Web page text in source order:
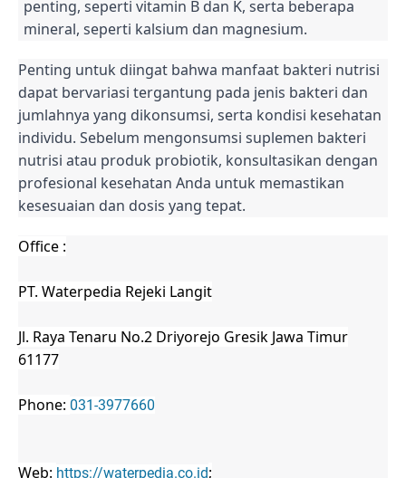
penting, seperti vitamin B dan K, serta beberapa
mineral, seperti kalsium dan magnesium.
Penting untuk diingat bahwa manfaat bakteri nutrisi
dapat bervariasi tergantung pada jenis bakteri dan
jumlahnya yang dikonsumsi, serta kondisi kesehatan
individu. Sebelum mengonsumsi suplemen bakteri
nutrisi atau produk probiotik, konsultasikan dengan
profesional kesehatan Anda untuk memastikan
kesesuaian dan dosis yang tepat.
Office :
PT. Waterpedia Rejeki Langit
Jl. Raya Tenaru No.2 Driyorejo Gresik Jawa Timur
61177
Phone: 031-3977660
Web: https://waterpedia.co.id;